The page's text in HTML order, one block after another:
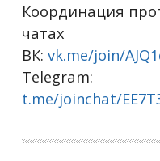
Координация
чатах
ВК:vk.me/join/
Telegram:
t.me/joinchat/